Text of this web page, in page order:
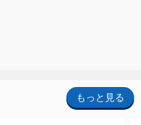
もっと見る